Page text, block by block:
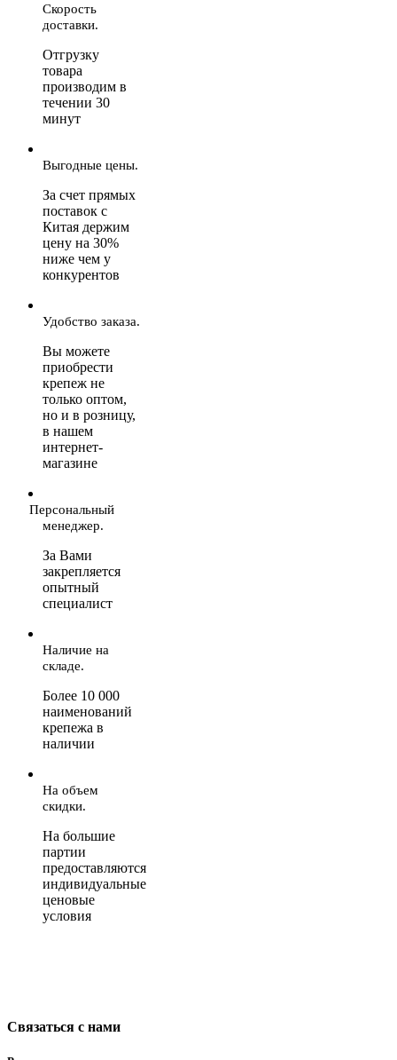
Скорость
доставки.
Отгрузку
товара
производим в
течении 30
минут
Выгодные цены.
За счет прямых
поставок с
Китая держим
цену на 30%
ниже чем у
конкурентов
Удобство заказа.
Вы можете
приобрести
крепеж не
только оптом,
но и в розницу,
в нашем
интернет-
магазине
Персональный
менеджер.
За Вами
закрепляется
опытный
специалист
Наличие на
складе.
Более 10 000
наименований
крепежа в
наличии
На объем
скидки.
На большие
партии
предоставляются
индивидуальные
ценовые
условия
Связаться с нами